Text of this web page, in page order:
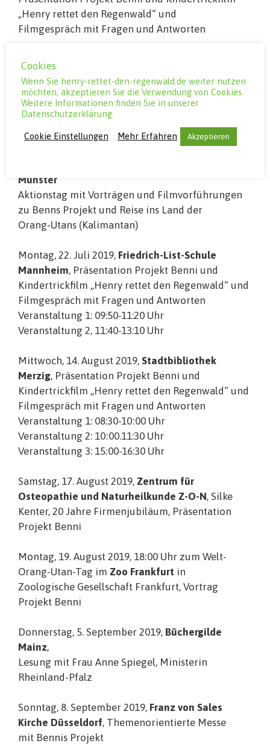
„Henry rettet den Regenwald“ und
Filmgespräch mit Fragen und Antworten
Mittwoch, 17. Juli 2019,
„Henry rettet den Regenwald“ und
Filmgespräch mit Fragen und Antworten
Veranstaltung 1: 10:30-12:00 Uhr
Veranstaltung 2, 13:30-15:00 Uhr
Münster
Aktionstag mit Vorträgen und Filmvorführungen
zu Benns Projekt und Reise ins Land der
Orang-Utans (Kalimantan)
Montag, 22. Juli 2019, Friedrich-List-Schule
Mannheim, Präsentation Projekt Benni und
Kindertrickfilm „Henry rettet den Regenwald“ und
Filmgespräch mit Fragen und Antworten
Veranstaltung 1: 09:50-11:20 Uhr
Veranstaltung 2, 11:40-13:10 Uhr
Mittwoch, 14. August 2019, Stadtbibliothek
Merzig, Präsentation Projekt Benni und
Kindertrickfilm „Henry rettet den Regenwald“ und
Filmgespräch mit Fragen und Antworten
Veranstaltung 1: 08:30-10:00 Uhr
Veranstaltung 2: 10:00.11:30 Uhr
Veranstaltung 3: 15:00-16:30 Uhr
Samstag, 17. August 2019, Zentrum für
Osteopathie und Naturheilkunde Z-O-N, Silke
Kenter, 20 Jahre Firmenjubiläum, Präsentation
Projekt Benni
Montag, 19. August 2019, 18:00 Uhr zum Welt-
Orang-Utan-Tag im Zoo Frankfurt in
Zoologische Gesellschaft Frankfurt, Vortrag
Projekt Benni
Donnerstag, 5. September 2019, Büchergilde
Mainz,
Lesung mit Frau Anne Spiegel, Ministerin
Rheinland-Pfalz
Sonntag, 8. September 2019, Franz von Sales
Kirche Düsseldorf, Themenorientierte Messe
mit Bennis Projekt
Cookies
Wenn Sie henry-rettet-den-regenwald.de weiter nutzen
möchten, akzeptieren Sie die Verwendung von Cookies.
Weitere Informationen finden Sie in unserer
Datenschutzerklärung.
Cookie Einstellungen Mehr Erfahren Akzeptieren